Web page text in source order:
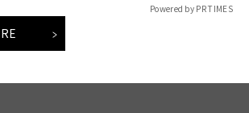
Powered by PR TIMES